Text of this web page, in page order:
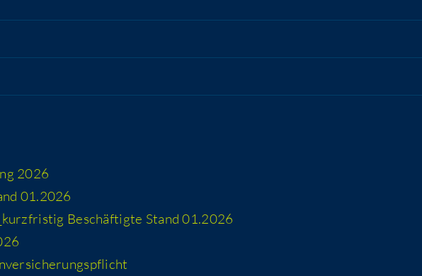
2026
01.2026
Beschäf­tig­te Stand 01.2026